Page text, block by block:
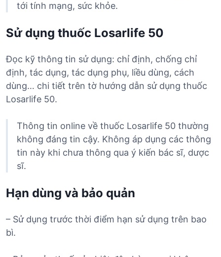
tới tính mạng, sức khỏe.
Sử dụng thuốc Losarlife 50
Đọc kỹ thông tin sử dụng: chỉ định, chống chỉ
định, tác dụng, tác dụng phụ, liều dùng, cách
dùng… chi tiết trên tờ hướng dẫn sử dụng thuốc
Losarlife 50.
Thông tin online về thuốc Losarlife 50 thường
không đáng tin cậy. Không áp dụng các thông
tin này khi chưa thông qua ý kiến bác sĩ, dược
sĩ.
Hạn dùng và bảo quản
– Sử dụng trước thời điểm hạn sử dụng trên bao
bì.